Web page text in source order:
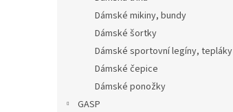
Dámské mikiny, bundy
Dámské šortky
Dámské sportovní legíny, tepláky
Dámské čepice
Dámské ponožky
GASP